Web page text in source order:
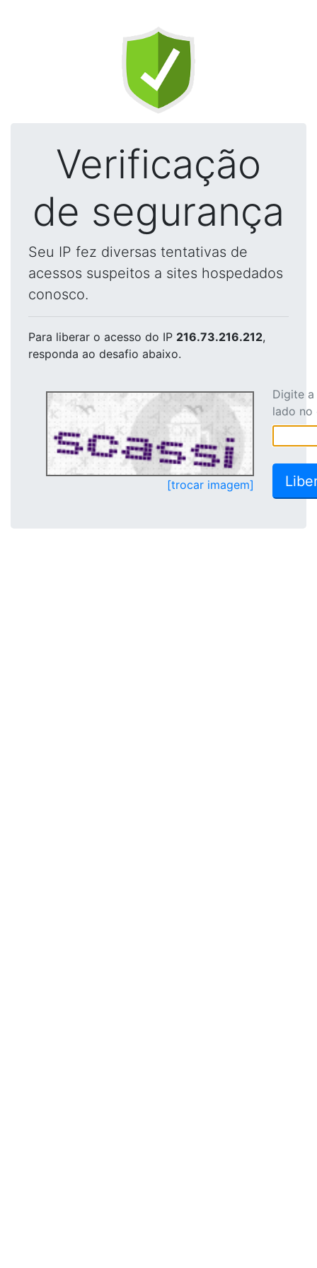
Verificação
de segurança
Seu IP fez diversas tentativas de
acessos suspeitos a sites hospedados
conosco.
Para liberar o acesso do IP 216.73.216.212,
responda ao desafio abaixo.
[trocar imagem]
Digite
lado no